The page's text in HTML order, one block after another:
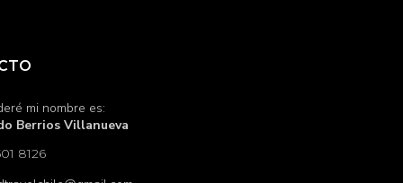
mi nombre es:
Berrios Villanueva
8126